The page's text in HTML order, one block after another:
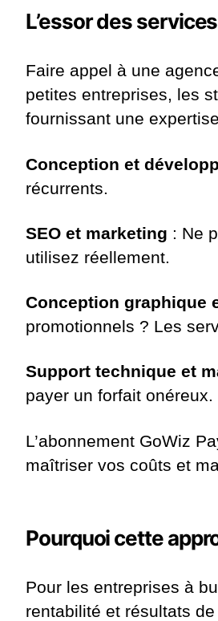
L’essor des
Faire appel à une
petites entreprises, les
fournissant une
Conception et
récurrents.
SEO et marketing : Ne
utilisez réellement.
Conception graphique
promotionnels ? Les
Support technique et
payer un forfait onéreux.
L’abonnement GoWiz
maîtriser vos coûts et
Pourquoi cette
Pour les entreprises à
rentabilité et résultats